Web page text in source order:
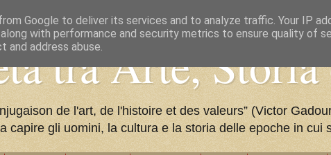
tra Arte,
de l'art, de l'histoire et des valeurs” (Victor
capire gli uomini, la cultura e la storia delle epoche in cui
Google to deliver its services and to analyze traffic. Your IP
with performance and security metrics to ensure quality of
address abuse.